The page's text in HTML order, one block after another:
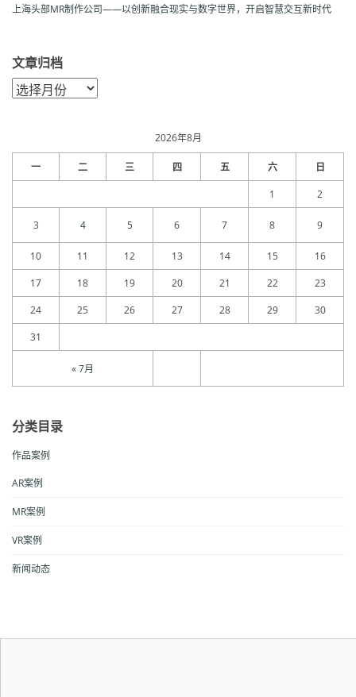
上海头部MR制作公司——以创新融合现实与数字世界，开启智慧交互新时代
文章归档
文
章
2026年8月
一 二 三 四 五 六 日
« 7月
1 2
3 4 5 6 7 8 9
10 11 12 13 14 15
16
17
18 19 20 21 22
23
24
25 26 27 28 29
30
31
分类目录
作品案例
AR案例
MR案例
VR案例
新闻动态